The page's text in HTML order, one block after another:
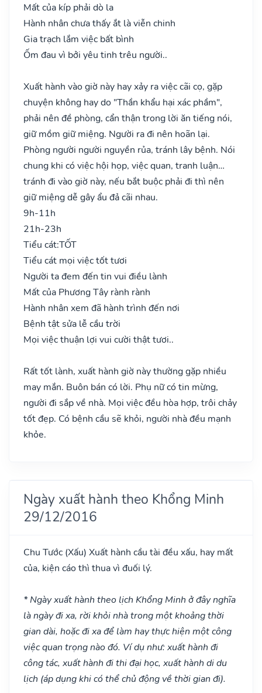
Mất của kíp phải dò la
Hành nhân chưa thấy ắt là viễn chinh
Gia trạch lắm việc bất bình
Ốm đau vì bởi yêu tinh trêu người..
Xuất hành vào giờ này hay xảy ra việc cãi cọ, gặp
chuyện không hay do "Thần khẩu hại xác phầm",
phải nên đề phòng, cẩn thận trong lời ăn tiếng nói,
giữ mồm giữ miệng. Người ra đi nên hoãn lại.
Phòng người người nguyền rủa, tránh lây bệnh. Nói
chung khi có việc hội họp, việc quan, tranh luận…
tránh đi vào giờ này, nếu bắt buộc phải đi thì nên
giữ miệng dễ gây ẩu đả cãi nhau.
9h-11h
21h-23h
Tiểu cát:TỐT
Tiểu cát mọi việc tốt tươi
Người ta đem đến tin vui điều lành
Mất của Phương Tây rành rành
Hành nhân xem đã hành trình đến nơi
Bệnh tật sửa lễ cầu trời
Mọi việc thuận lợi vui cười thật tươi..
Rất tốt lành, xuất hành giờ này thường gặp nhiều
may mắn. Buôn bán có lời. Phụ nữ có tin mừng,
người đi sắp về nhà. Mọi việc đều hòa hợp, trôi chảy
tốt đẹp. Có bệnh cầu sẽ khỏi, người nhà đều mạnh
khỏe.
Ngày xuất hành theo Khổng Minh
29/12/2016
Chu Tước (Xấu) Xuất hành cầu tài đều xấu, hay mất
của, kiện cáo thì thua vì đuối lý.
* Ngày xuất hành theo lịch Khổng Minh ở đây nghĩa
là ngày đi xa, rời khỏi nhà trong một khoảng thời
gian dài, hoặc đi xa để làm hay thực hiện một công
việc quan trọng nào đó. Ví dụ như: xuất hành đi
công tác, xuất hành đi thi đại học, xuất hành di du
lịch (áp dụng khi có thể chủ động về thời gian đi).